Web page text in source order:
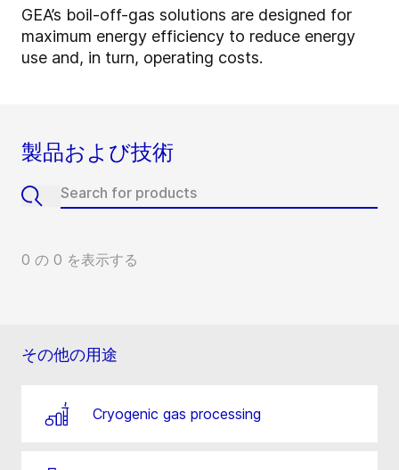
GEA’s boil-off-gas solutions are designed for
maximum energy efficiency to reduce energy
use and, in turn, operating costs.
製品および技術
0 の 0 を表示する
その他の用途
Cryogenic gas processing